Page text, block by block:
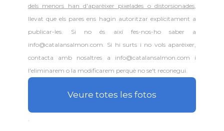
dels menors han d'aparèixer pixelades o distorsionades,
llevat que els pares ens hagin autoritzar explícitament a
publicar-les. Si no és així fes-nos-ho saber a
info@catalansalmon.com. Si hi surts i no vols aparèixer,
contacta amb nosaltres a info@catalansalmon.com i
l'eliminarem o la modificarem perquè no se't reconegui.
Veure totes les fotos